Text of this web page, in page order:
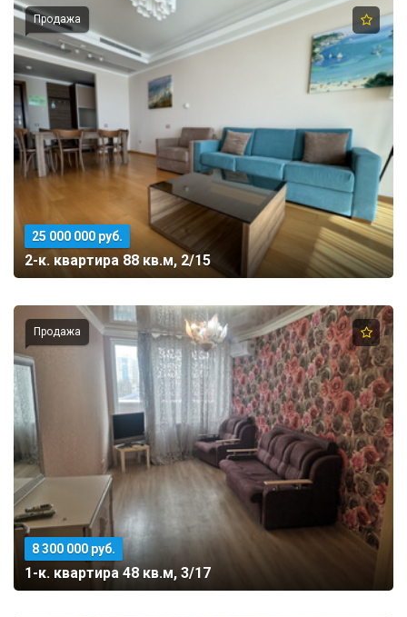
Продажа
25 000 000 руб.
2-к. квартира 88 кв.м, 2/15
Продажа
8 300 000 руб.
1-к. квартира 48 кв.м, 3/17